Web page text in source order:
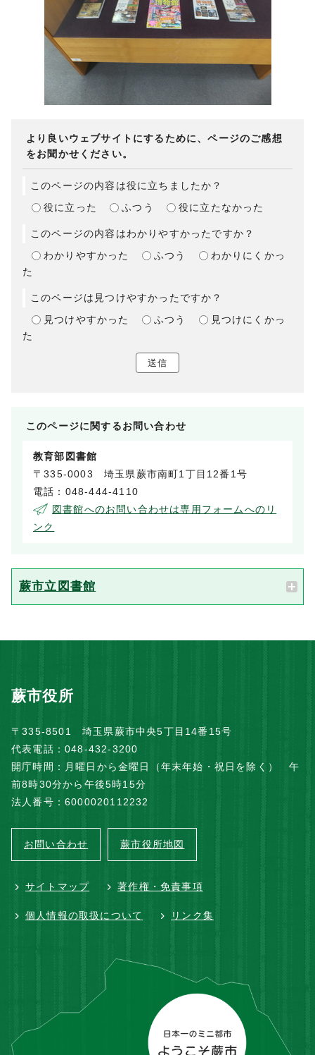
より良いウェブサイトにするために、ページのご感想
をお聞かせください。
このページの内容は役に立ちましたか？
役に立った
ふつう 役に立たなかった
このページの内容はわかりやすかったですか？
わかりやすかった
ふつう
わかりにくかっ
た
このページは見つけやすかったですか？
見つけやすかった
ふつう
見つけにくかっ
た
送信
このページに関するお問い合わせ
教育部図書館
〒335-0003 埼玉県蕨市南町1丁目12番1号
電話：048-444-4110
図書館へのお問い合わせは専用フォームへのリ
ンク
蕨市立図書館
蕨市役所
〒335-8501 埼玉県蕨市中央5丁目14番15号
代表電話：048-432-3200
開庁時間：月曜日から金曜日（年末年始・祝日を除く） 午
前8時30分から午後5時15分
法人番号：6000020112232
お問い合わせ 蕨市役所地図
サイトマップ 著作権・免責事項
個人情報の取扱について リンク集